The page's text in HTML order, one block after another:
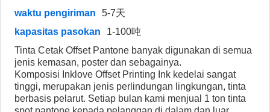
waktu pengiriman
5-7天
kapasitas pasokan
1-100吨
Tinta Cetak Offset Pantone banyak digunakan di semua
jenis kemasan, poster dan sebagainya.
Komposisi Inklove Offset Printing Ink kedelai sangat
tinggi, merupakan jenis perlindungan lingkungan, tinta
berbasis pelarut. Setiap bulan kami menjual 1 ton tinta